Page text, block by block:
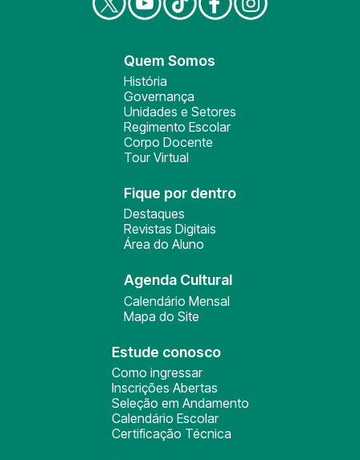
Quem Somos
História
Governança
Unidades e Setores
Regimento Escolar
Corpo Docente
Tour Virtual
Fique por dentro
Destaques
Revistas Digitais
Área do Aluno
Agenda Cultural
Calendário Mensal
Mapa do Site
Estude conosco
Como ingressar
Inscrições Abertas
Seleção em Andamento
Calendário Escolar
Certificação Técnica